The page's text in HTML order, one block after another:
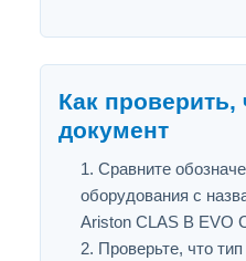
Как
документ
Сравните
оборудования с
Ariston CLAS B EVO
Проверьте, что